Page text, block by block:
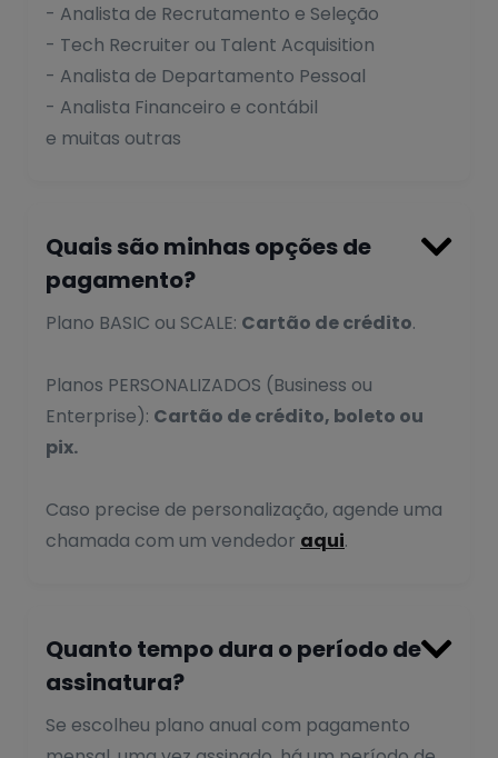
- Analista de Recrutamento e Seleção
- Tech Recruiter ou Talent Acquisition
- Analista de Departamento Pessoal
- Analista Financeiro e contábil
e muitas outras
Quais são minhas opções de
pagamento?

Plano BASIC ou SCALE: Cartão de crédito.
Planos PERSONALIZADOS (Business ou
Enterprise): Cartão de crédito, boleto ou
pix.
Caso precise de personalização, agende uma
chamada com um vendedor aqui.
Quanto tempo dura o período de
assinatura?

Se escolheu plano anual com pagamento